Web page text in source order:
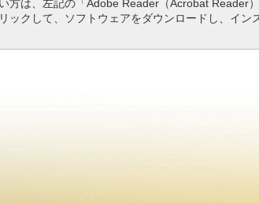
方は、左記の「Adobe Reader（Acrobat Reader
ックして、ソフトウェアをダウンロードし、イン